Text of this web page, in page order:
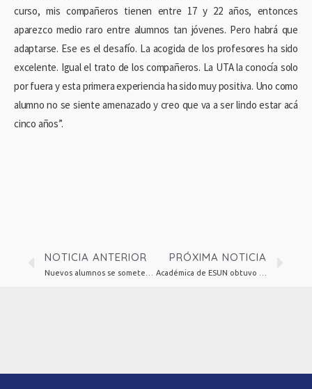
curso, mis compañeros tienen entre 17 y 22 años, entonces
aparezco medio raro entre alumnos tan jóvenes. Pero habrá que
adaptarse. Ese es el desafío. La acogida de los profesores ha sido
excelente. Igual el trato de los compañeros. La UTA la conocía solo
por fuera y esta primera experiencia ha sido muy positiva. Uno como
alumno no se siente amenazado y creo que va a ser lindo estar acá
cinco años”.
NOTICIA ANTERIOR PRÓXIMA NOTICIA